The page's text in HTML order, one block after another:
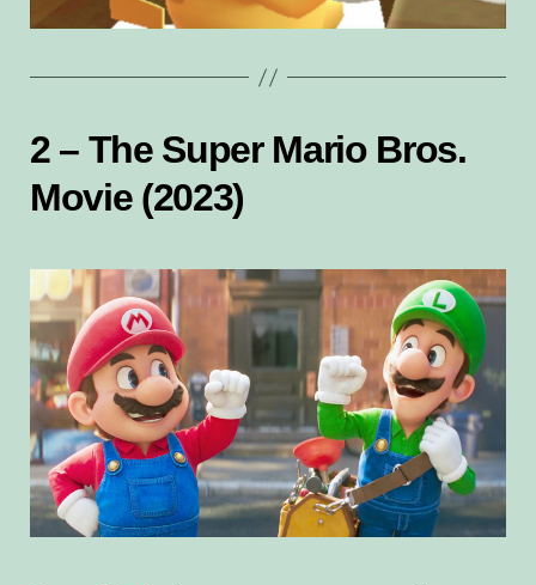
2 – The Super Mario Bros.
Movie (2023)